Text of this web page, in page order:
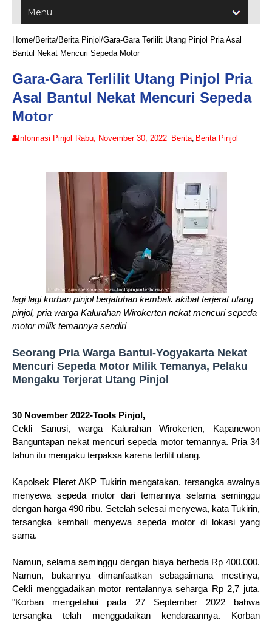
Home/Berita/Berita Pinjol /Gara-Gara Terlilit Utang Pinjol Pria Asal
Bantul Nekat Mencuri Sepeda Motor
Gara-Gara Terlilit Utang Pinjol Pria
Asal Bantul Nekat Mencuri Sepeda
Motor
Informasi Pinjol Rabu, November 30, 2022 Berita, Berita Pinjol
lagi lagi korban pinjol berjatuhan kembali. akibat terjerat utang
pinjol, pria warga Kalurahan Wirokerten nekat mencuri sepeda
motor milik temannya sendiri
Seorang Pria Warga Bantul-Yogyakarta Nekat
Mencuri Sepeda Motor Milik Temanya, Pelaku
Mengaku Terjerat Utang Pinjol
30 November 2022-Tools Pinjol,
Cekli Sanusi, warga Kalurahan Wirokerten, Kapanewon
Banguntapan nekat mencuri sepeda motor temannya. Pria 34
tahun itu mengaku terpaksa karena terlilit utang.
Kapolsek Pleret AKP Tukirin mengatakan, tersangka awalnya
menyewa sepeda motor dari temannya selama seminggu
dengan harga 490 ribu. Setelah selesai menyewa, kata Tukirin,
tersangka kembali menyewa sepeda motor di lokasi yang
sama.
Namun, selama seminggu dengan biaya berbeda Rp 400.000.
Namun, bukannya dimanfaatkan sebagaimana mestinya,
Cekli menggadaikan motor rentalannya seharga Rp 2,7 juta.
"Korban mengetahui pada 27 September 2022 bahwa
tersangka telah menggadaikan kendaraannya. Korban